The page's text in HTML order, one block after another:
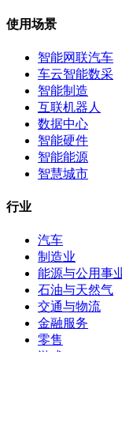
使用场景
智能网联汽车
车云智能数采
智能制造
互联机器人
数据中心
智能硬件
智能能源
智慧城市
行业
汽车
制造业
能源与公用事
石油与天然气
交通与物流
金融服务
零售